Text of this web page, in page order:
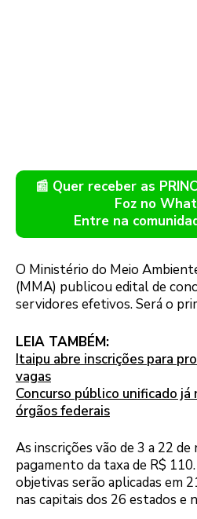
📰 Quer receber as
Foz no
Entre na
O Ministério do Meio
(MMA) publicou edital de
servidores efetivos. Será o
LEIA TAMBÉM:
Itaipu abre inscrições para
vagas
Concurso público unificado
órgãos federais
As inscrições vão de 3 a 22
pagamento da taxa de R$
objetivas serão aplicadas em
nas capitais dos 26 estados e